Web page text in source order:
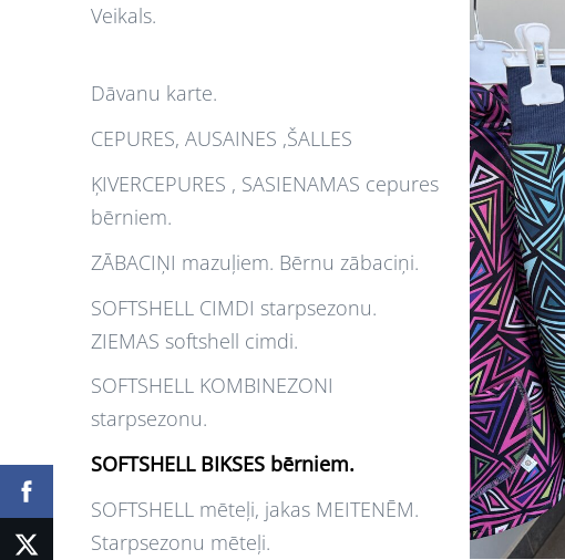
Veikals.
Dāvanu karte.
CEPURES, AUSAINES ,ŠALLES
ĶIVERCEPURES , SASIENAMAS cepures
bērniem.
ZĀBACIŅI mazuļiem. Bērnu zābaciņi.
SOFTSHELL CIMDI starpsezonu.
ZIEMAS softshell cimdi.
SOFTSHELL KOMBINEZONI
starpsezonu.
SOFTSHELL BIKSES bērniem.
SOFTSHELL mēteļi, jakas MEITENĒM.
Starpsezonu mēteļi.